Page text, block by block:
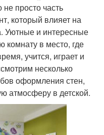
просто часть
который влияет на
Уютные и интересные
комнату в место, где
учится, играет и
несколько
оформления стен,
атмосферу в детской.